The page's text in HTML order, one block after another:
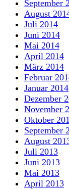
September
August
Juli 2014
Juni 2014
Mai 2014
April 2014
März 2014
Februar
Januar 2014
Dezember
November
Oktober
September
August
Juli 2013
Juni 2013
Mai 2013
April 2013